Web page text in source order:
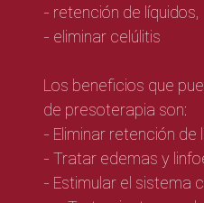
- retención de líquidos,
- eliminar celúlitis
Los beneficios que
de presoterapia son:
- Eliminar retención de
- Tratar edemas y
- Estimular el sistema